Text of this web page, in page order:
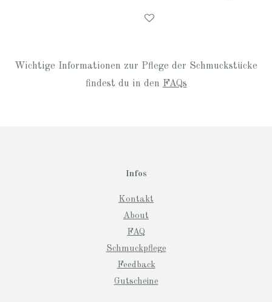
Wichtige Informationen zur Pflege der Schmuckstücke
findest du in den FAQs
Infos
Kontakt
About
FAQ
Schmuckpflege
Feedback
Gutscheine